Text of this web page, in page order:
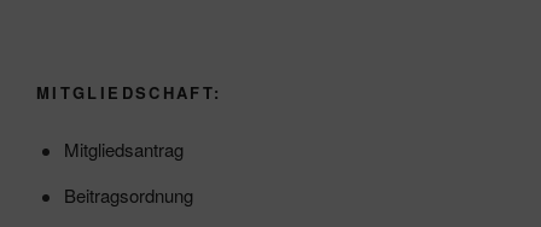
MITGLIEDSCHAFT:
Mitgliedsantrag
Beitragsordnung